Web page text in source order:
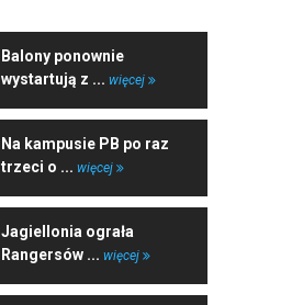
Balony ponownie
wystartują z ... więcej
Na kampusie PB po raz
trzeci o ... więcej
Jagiellonia ograła
Rangersów ... więcej